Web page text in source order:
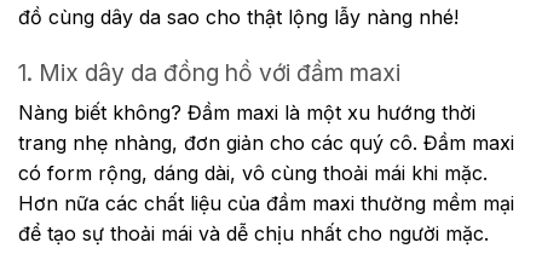
đồ cùng dây da sao cho thật lộng lẫy nàng nhé!
1. Mix dây da đồng hồ với đầm maxi
Nàng biết không? Đầm maxi là một xu hướng thời
trang nhẹ nhàng, đơn giản cho các quý cô. Đầm maxi
có form rộng, dáng dài, vô cùng thoải mái khi mặc.
Hơn nữa các chất liệu của đầm maxi thường mềm mại
để tạo sự thoải mái và dễ chịu nhất cho người mặc.